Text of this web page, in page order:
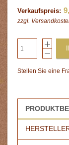
Verkaufspreis:
zzgl.
Stellen Sie eine